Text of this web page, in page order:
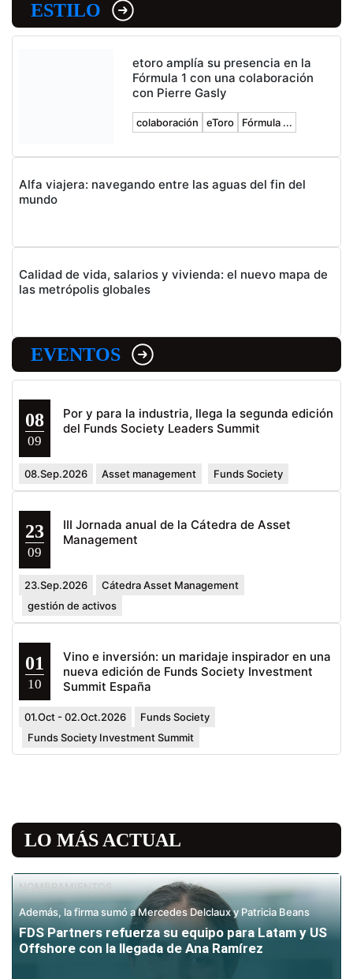
ESTILO
etoro amplía su presencia en la
Fórmula 1 con una colaboración
con Pierre Gasly
colaboración eToro Fórmula ...
Alfa viajera: navegando entre las aguas del fin del
mundo
Calidad de vida, salarios y vivienda: el nuevo mapa de
las metrópolis globales
EVENTOS
08
09
Por y para la industria, llega la segunda edición
del Funds Society Leaders Summit
08.Sep.2026 Asset management Funds Society
23
09
III Jornada anual de la Cátedra de Asset
Management
23.Sep.2026
Cátedra Asset Management
gestión de activos
01
10
Vino e inversión: un maridaje inspirador en una
nueva edición de Funds Society Investment
Summit España
01.Oct - 02.Oct.2026
Funds Society
Funds Society Investment Summit
LO MÁS ACTUAL
NOMBRAMIENTOS
Además, la firma sumó a Mercedes Delclaux y Patricia Beans
FDS Partners refuerza su equipo para Latam y US
Offshore con la llegada de Ana Ramírez